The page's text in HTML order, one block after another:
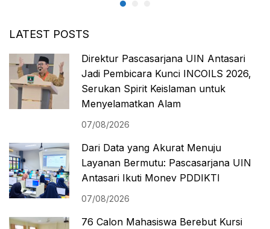
LATEST POSTS
Direktur Pascasarjana UIN Antasari
Jadi Pembicara Kunci INCOILS 2026,
Serukan Spirit Keislaman untuk
Menyelamatkan Alam
07/08/2026
Dari Data yang Akurat Menuju
Layanan Bermutu: Pascasarjana UIN
Antasari Ikuti Monev PDDIKTI
07/08/2026
76 Calon Mahasiswa Berebut Kursi